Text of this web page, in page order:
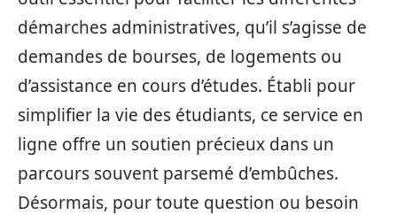
démarches administratives, qu’il s’agisse de
demandes de bourses, de logements ou
d’assistance en cours d’études. Établi pour
simplifier la vie des étudiants, ce service en
ligne offre un soutien précieux dans un
parcours souvent parsemé d’embûches.
Désormais, pour toute question ou besoin